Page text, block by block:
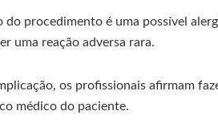
do procedimento é uma possível
uma reação adversa rara.
os profissionais afirmam
médico do paciente.